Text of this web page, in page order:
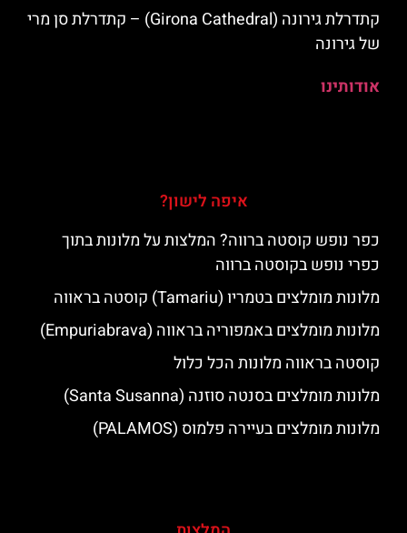
קתדרלת גירונה (Girona Cathedral) – קתדרלת סן מרי
של גירונה
אודותינו
איפה לישון?
כפר נופש קוסטה ברווה? המלצות על מלונות בתוך
כפרי נופש בקוסטה ברווה
מלונות מומלצים בטמריו (Tamariu) קוסטה בראווה
מלונות מומלצים באמפוריה בראווה (Empuriabrava)
קוסטה בראווה מלונות הכל כלול
מלונות מומלצים בסנטה סוזנה (Santa Susanna)
מלונות מומלצים בעיירה פלמוס (PALAMOS)